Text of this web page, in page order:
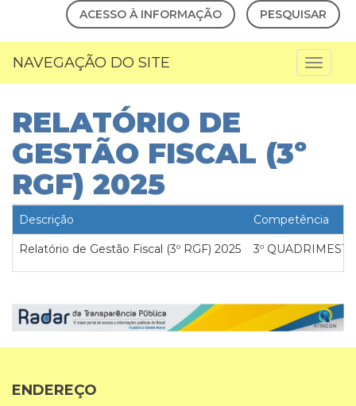
ACESSO À INFORMAÇÃO PESQUISAR
NAVEGAÇÃO DO SITE
RELATÓRIO DE
GESTÃO FISCAL (3º
RGF) 2025
Descrição Competência
Relatório de Gestão Fiscal (3º RGF) 2025 3º
ENDEREÇO